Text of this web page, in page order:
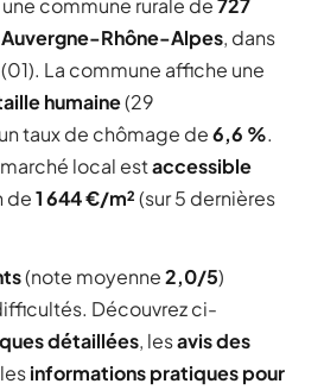
commune rurale de727
Auvergne-Rhône-Alpes, dans
La commune affiche une
humaine(29
taux de chômage de6,6 %.
local estaccessible
de1 644 €/m²(sur 5 dernières
(note moyenne2,0/5)
Découvrez ci-
détaillées, lesavis des
informations pratiques pour